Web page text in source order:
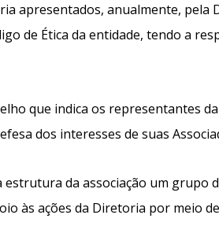
apresentados, anualmente, pela
de Ética da entidade, tendo a
que indica os representantes
dos interesses de suas
estrutura da associação um grupo
às ações da Diretoria por meio